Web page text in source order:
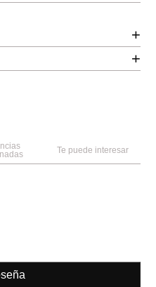
+
+
Te puede interesar